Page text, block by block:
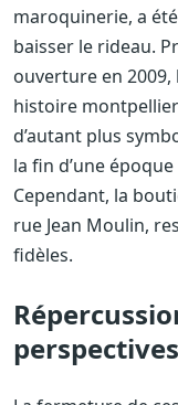
maroquinerie, a
baisser le rideau.
ouverture en
histoire
d’autant plus
la fin d’une
Cependant, la
rue Jean Moulin,
fidèles.